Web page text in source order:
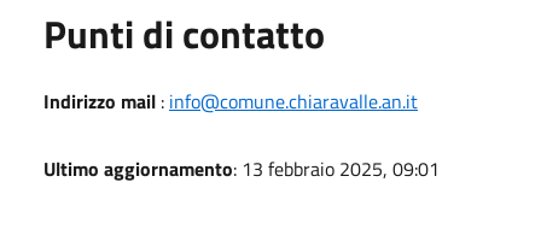
Punti di contatto
Indirizzo mail : info@comune.chiaravalle.an.it
Ultimo aggiornamento: 13 febbraio 2025, 09:01